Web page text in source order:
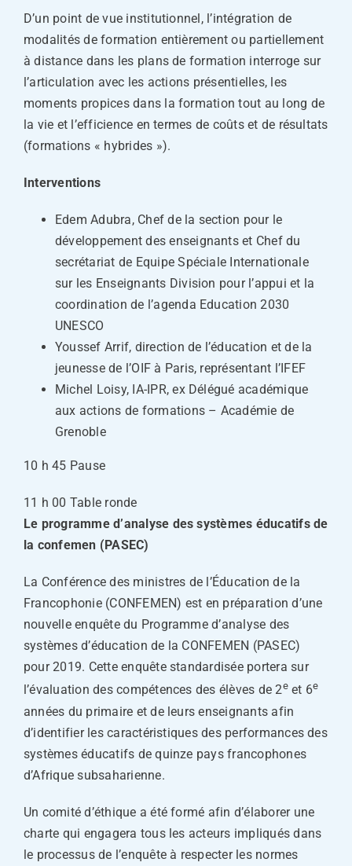
D’un point de vue institutionnel, l’intégration de
modalités de formation entièrement ou partiellement
à distance dans les plans de formation interroge sur
l’articulation avec les actions présentielles, les
moments propices dans la formation tout au long de
la vie et l’efficience en termes de coûts et de résultats
(formations « hybrides »).
Interventions
Edem Adubra, Chef de la section pour le
développement des enseignants et Chef du
secrétariat de Equipe Spéciale Internationale
sur les Enseignants Division pour l’appui et la
coordination de l’agenda Education 2030
UNESCO
Youssef Arrif, direction de l’éducation et de la
jeunesse de l’OIF à Paris, représentant l’IFEF
Michel Loisy, IA-IPR, ex Délégué académique
aux actions de formations – Académie de
Grenoble
10 h 45 Pause
11 h 00 Table ronde
Le programme d’analyse des systèmes éducatifs de
la confemen (PASEC)
La Conférence des ministres de l’Éducation de la
Francophonie (CONFEMEN) est en préparation d’une
nouvelle enquête du Programme d’analyse des
systèmes d’éducation de la CONFEMEN (PASEC)
pour 2019. Cette enquête standardisée portera sur
l’évaluation des compétences des élèves de 2eet 6e
années du primaire et de leurs enseignants afin
d’identifier les caractéristiques des performances des
systèmes éducatifs de quinze pays francophones
d’Afrique subsaharienne.
Un comité d’éthique a été formé afin d’élaborer une
charte qui engagera tous les acteurs impliqués dans
le processus de l’enquête à respecter les normes